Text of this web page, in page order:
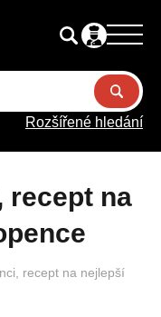
Rozšířené hledání
recept na nejlepší